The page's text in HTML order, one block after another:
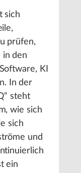
sich
prüfen,
in den
KI
In der
steht
wie sich
sich
und
ein